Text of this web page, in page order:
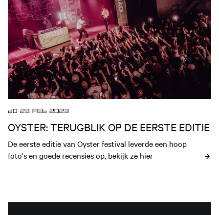
DO 23 FEB 2023
OYSTER: TERUGBLIK OP DE EERSTE EDITIE
De eerste editie van Oyster festival leverde een hoop
foto's en goede recensies op, bekijk ze hier